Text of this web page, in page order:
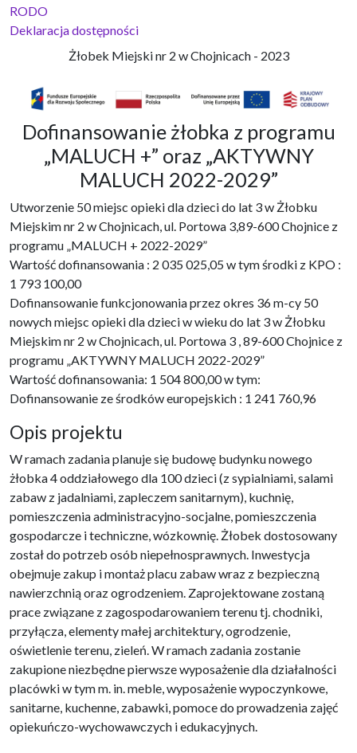
RODO
Deklaracja dostępności
Żłobek Miejski nr 2 w Chojnicach - 2023
Dofinansowanie żłobka z programu
„MALUCH +” oraz „AKTYWNY
MALUCH 2022-2029”
Utworzenie 50 miejsc opieki dla dzieci do lat 3 w Żłobku
Miejskim nr 2 w Chojnicach, ul. Portowa 3,89-600 Chojnice z
programu „MALUCH + 2022-2029”
Wartość dofinansowania : 2 035 025,05 w tym środki z KPO :
1 793 100,00
Dofinansowanie funkcjonowania przez okres 36 m-cy 50
nowych miejsc opieki dla dzieci w wieku do lat 3 w Żłobku
Miejskim nr 2 w Chojnicach, ul. Portowa 3 , 89-600 Chojnice z
programu „AKTYWNY MALUCH 2022-2029”
Wartość dofinansowania: 1 504 800,00 w tym:
Dofinansowanie ze środków europejskich : 1 241 760,96
Opis projektu
W ramach zadania planuje się budowę budynku nowego
żłobka 4 oddziałowego dla 100 dzieci (z sypialniami, salami
zabaw z jadalniami, zapleczem sanitarnym), kuchnię,
pomieszczenia administracyjno-socjalne, pomieszczenia
gospodarcze i techniczne, wózkownię. Żłobek dostosowany
został do potrzeb osób niepełnosprawnych. Inwestycja
obejmuje zakup i montaż placu zabaw wraz z bezpieczną
nawierzchnią oraz ogrodzeniem. Zaprojektowane zostaną
prace związane z zagospodarowaniem terenu tj. chodniki,
przyłącza, elementy małej architektury, ogrodzenie,
oświetlenie terenu, zieleń. W ramach zadania zostanie
zakupione niezbędne pierwsze wyposażenie dla działalności
placówki w tym m. in. meble, wyposażenie wypoczynkowe,
sanitarne, kuchenne, zabawki, pomoce do prowadzenia zajęć
opiekuńczo-wychowawczych i edukacyjnych.